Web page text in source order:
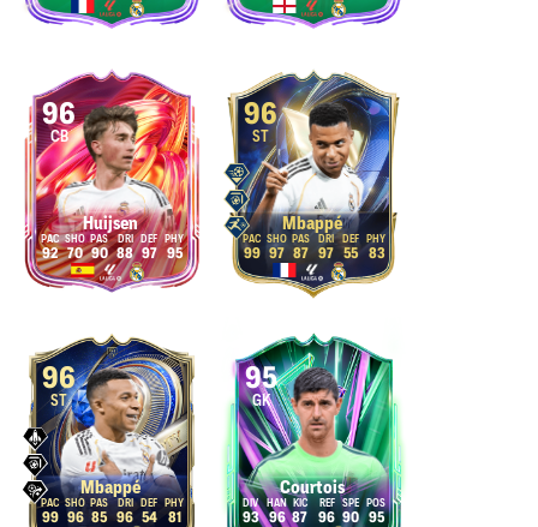
96
CB
Huijsen
92 70 90 88 97 95
96
ST
Mbappé
99 97 87 97 55 83
96
ST
Mbappé
99 96 85 96 54 81
95
GK
Courtois
93 96 87 96 90 95